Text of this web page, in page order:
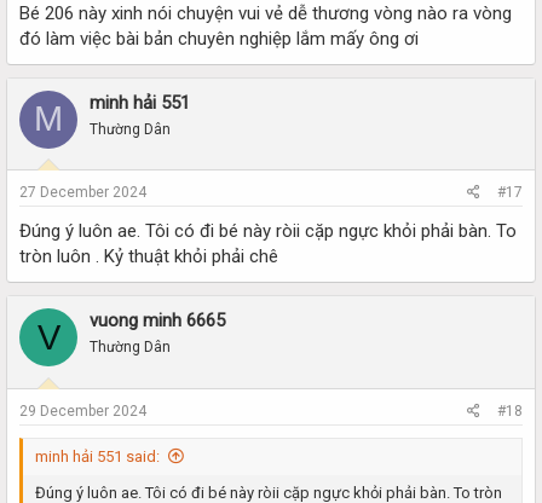
Bé 206 này xinh nói chuyện vui vẻ dễ thương vòng nào ra vòng
đó làm việc bài bản chuyên nghiệp lắm mấy ông ơi
M minh hải 551
Thường Dân
27 December 2024 #17
Đúng ý luôn ae. Tôi có đi bé này ròii cặp ngực khỏi phải bàn. To
tròn luôn . Kỷ thuật khỏi phải chê
V vuong minh 6665
Thường Dân
29 December 2024 #18
minh hải 551 said:
Đúng ý luôn ae. Tôi có đi bé này ròii cặp ngực khỏi phải bàn. To tròn